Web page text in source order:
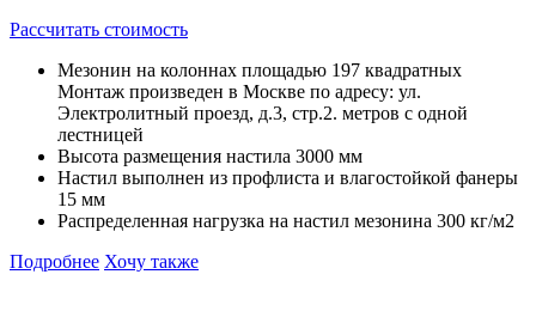
Рассчитать стоимость
Мезонин на колоннах площадью 197 квадратных
Монтаж произведен в Москве по адресу: ул.
Электролитный проезд, д.3, стр.2. метров с одной
лестницей
Высота размещения настила 3000 мм
Настил выполнен из профлиста и влагостойкой фанеры
15 мм
Распределенная нагрузка на настил мезонина 300 кг/м2
Подробнее Хочу также